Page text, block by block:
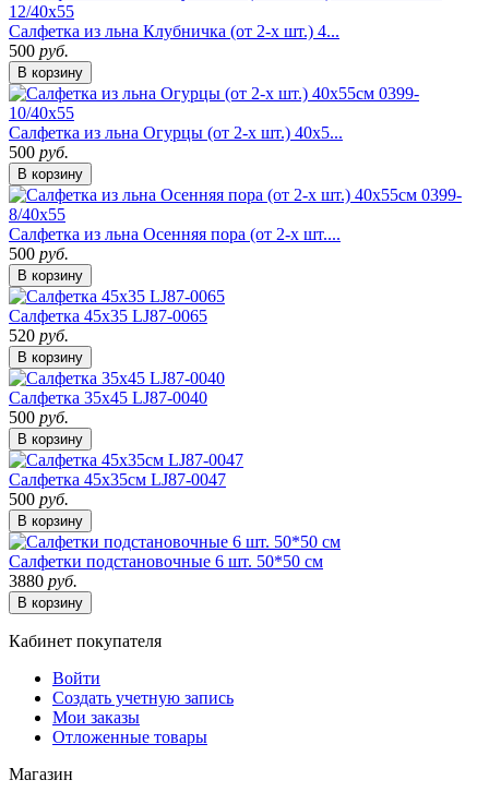
Cалфетка из льна Клубничка (от 2-х шт.) 4...
500 руб.
В корзину
Cалфетка из льна Огурцы (от 2-х шт.) 40х5...
500 руб.
В корзину
Cалфетка из льна Осенняя пора (от 2-х шт....
500 руб.
В корзину
Салфетка 45х35 LJ87-0065
520 руб.
В корзину
Салфетка 35х45 LJ87-0040
500 руб.
В корзину
Салфетка 45х35см LJ87-0047
500 руб.
В корзину
Салфетки подстановочные 6 шт. 50*50 см
3880 руб.
В корзину
Кабинет покупателя
Войти
Создать учетную запись
Мои заказы
Отложенные товары
Магазин